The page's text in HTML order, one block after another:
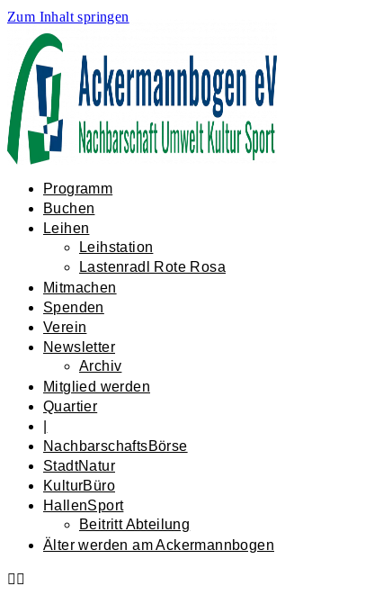
Zum Inhalt springen
Programm
Buchen
Leihen
Leihstation
Lastenradl Rote Rosa
Mitmachen
Spenden
Verein
Newsletter
Archiv
Mitglied werden
Quartier
NachbarschaftsBörse
StadtNatur
KulturBüro
HallenSport
Beitritt Abteilung
Älter werden am Ackermannbogen